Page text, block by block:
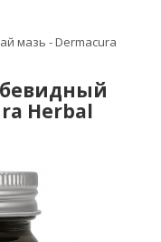
мазь - Dermacura
Herbal